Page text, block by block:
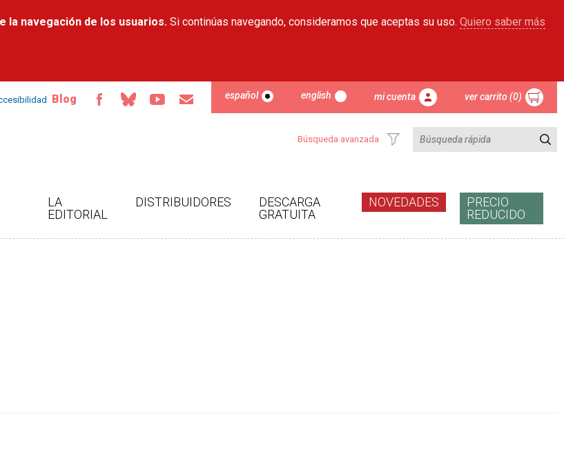
contenido
la navegación de los usuarios. Si continúas navegando, consideramos que aceptas su uso. Quiero saber más
Blog español english mi cuenta ver carrito (0)
Búsqueda avanzada
LA
EDITORIAL
DISTRIBUIDORES
DESCARGA
GRATUITA
NOVEDADES
PRECIO
REDUCIDO